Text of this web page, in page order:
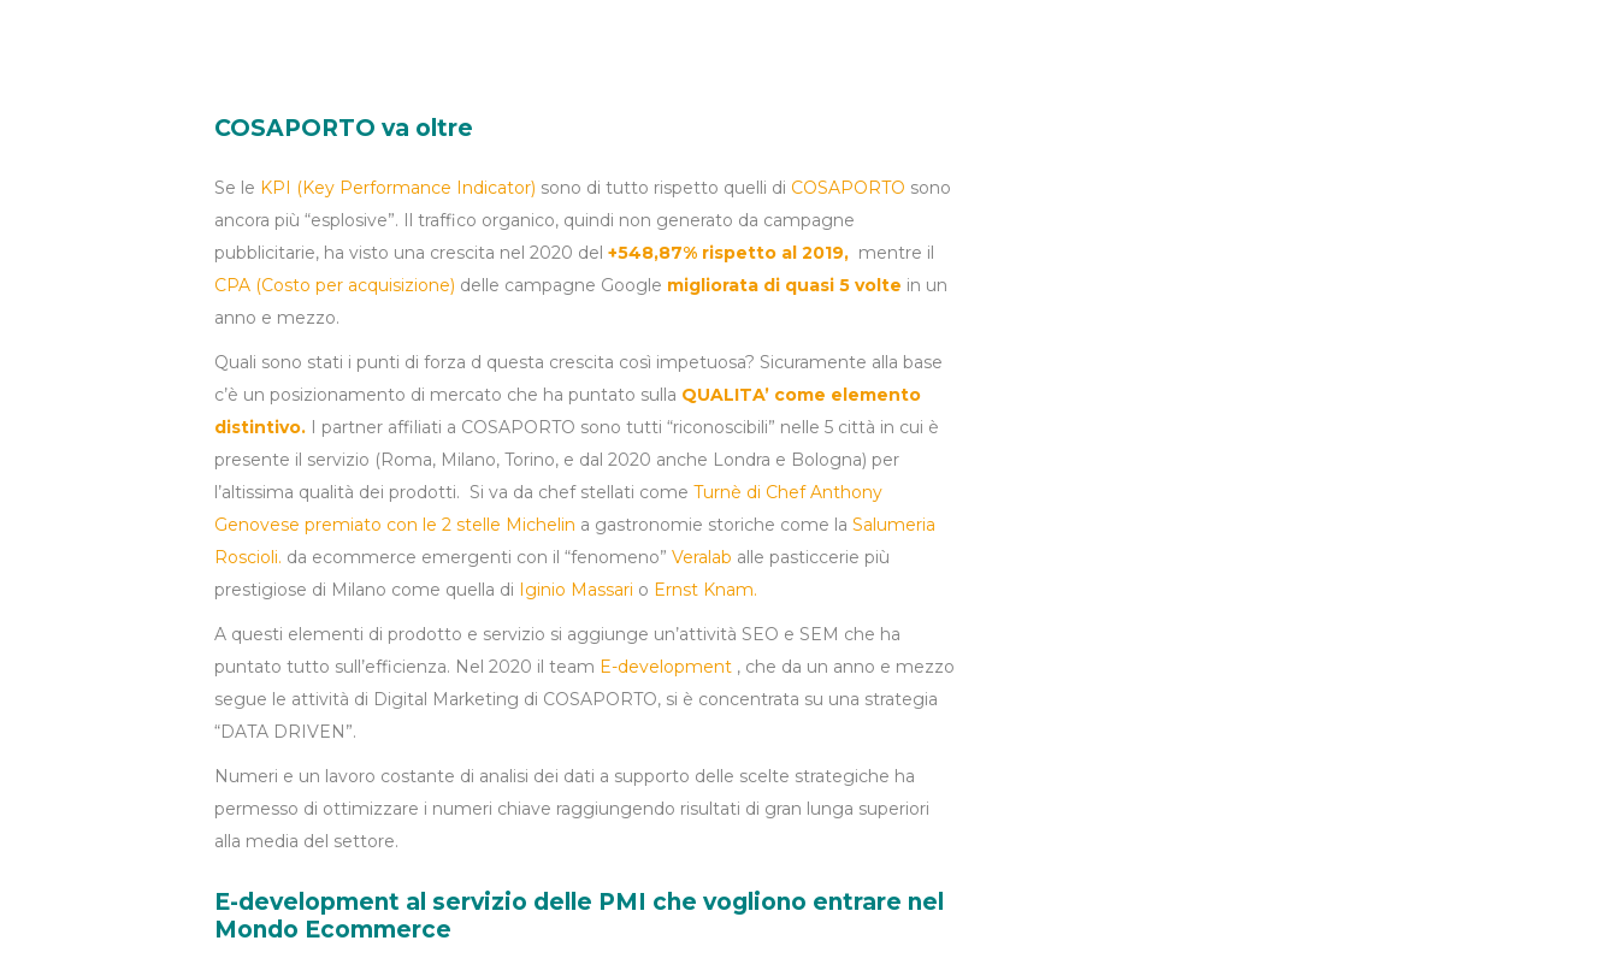
COSAPORTO va oltre
Se le KPI (Key Performance Indicator) sono di tutto rispetto quelli di COSAPORTO sono
ancora più “esplosive”. Il traffico organico, quindi non generato da campagne
pubblicitarie, ha visto una crescita nel 2020 del +548,87% rispetto al 2019, mentre il
CPA (Costo per acquisizione) delle campagne Google migliorata di quasi 5 volte in un
anno e mezzo.
Quali sono stati i punti di forza d questa crescita così impetuosa? Sicuramente alla base
c’è un posizionamento di mercato che ha puntato sulla QUALITA’ come elemento
distintivo. I partner affiliati a COSAPORTO sono tutti “riconoscibili” nelle 5 città in cui è
presente il servizio (Roma, Milano, Torino, e dal 2020 anche Londra e Bologna) per
l’altissima qualità dei prodotti. Si va da chef stellati come Turnè di Chef Anthony
Genovese premiato con le 2 stelle Michelin a gastronomie storiche come la Salumeria
Roscioli. da ecommerce emergenti con il “fenomeno” Veralab alle pasticcerie più
prestigiose di Milano come quella di Iginio Massari o Ernst Knam.
A questi elementi di prodotto e servizio si aggiunge un’attività SEO e SEM che ha
puntato tutto sull’efficienza. Nel 2020 il team E-development , che da un anno e mezzo
segue le attività di Digital Marketing di COSAPORTO, si è concentrata su una strategia
“DATA DRIVEN”.
Numeri e un lavoro costante di analisi dei dati a supporto delle scelte strategiche ha
permesso di ottimizzare i numeri chiave raggiungendo risultati di gran lunga superiori
alla media del settore.
E-development al servizio delle PMI che vogliono entrare nel
Mondo Ecommerce